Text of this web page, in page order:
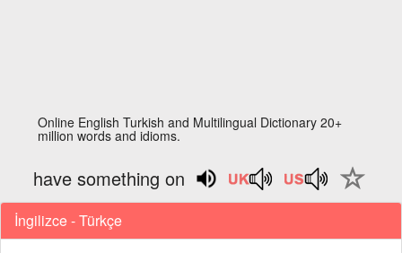
Online English Turkish and Multilingual Dictionary 20+
million words and idioms.
have something on
İngilizce - Türkçe